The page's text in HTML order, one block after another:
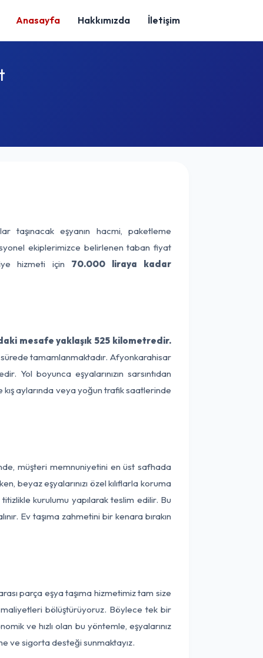
Anasayfa Hakkımızda İletişim
taşınacak eşyanın hacmi, paketleme
ekiplerimizce belirlenen taban fiyat
hizmeti için 70.000 liraya kadar
mesafe yaklaşık 525 kilometredir.
sürede tamamlanmaktadır. Afyonkarahisar
Yol boyunca eşyalarınızın sarsıntıdan
aylarında veya yoğun trafik saatlerinde
müşteri memnuniyetini en üst safhada
beyaz eşyalarınızı özel kılıflarla koruma
kurulumu yapılarak teslim edilir. Bu
Ev taşıma zahmetini bir kenara bırakın
parça eşya taşıma hizmetimiz tam size
maliyetleri bölüştürüyoruz. Böylece tek bir
ve hızlı olan bu yöntemle, eşyalarınız
ve sigorta desteği sunmaktayız.